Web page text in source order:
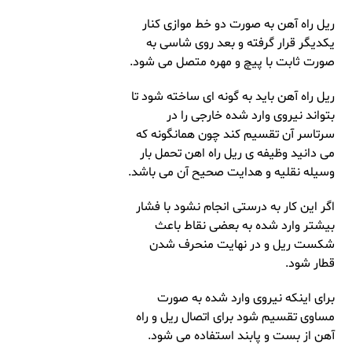
ریل راه آهن به صورت دو خط موازی کنار
یکدیگر قرار گرفته و بعد روی شاسی به
صورت ثابت با پیچ و مهره متصل می شود.
ریل راه آهن باید به گونه ای ساخته شود تا
بتواند نیروی وارد شده خارجی را در
سرتاسر آن تقسیم کند چون همانگونه که
می دانید وظیفه ی ریل راه اهن تحمل بار
وسیله نقلیه و هدایت صحیح آن می باشد.
اگر این کار به درستی انجام نشود با فشار
بیشتر وارد شده به بعضی نقاط باعث
شکست ریل و در نهایت منحرف شدن
قطار شود.
برای اینکه نیروی وارد شده به صورت
مساوی تقسیم شود برای اتصال ریل و راه
آهن از بست و پابند استفاده می شود.